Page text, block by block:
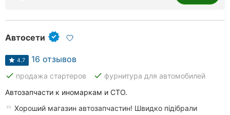
Сумы
Ивано-
Франковск
Луцк
Ужгород
Автосети
4.7 16 отзывов
done продажа стартеров done фурнитура для автомобилей
Автозапчасти к иномаркам и СТО.
Хороший магазин автозапчастин! Швидко підібрали